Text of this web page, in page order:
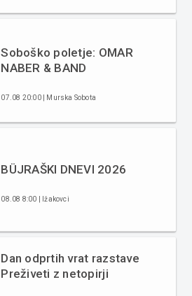
Soboško poletje: OMAR
NABER & BAND
07.08 20:00 | Murska Sobota
BÜJRAŠKI DNEVI 2026
08.08 8:00 | Ižakovci
Dan odprtih vrat razstave
Preživeti z netopirji